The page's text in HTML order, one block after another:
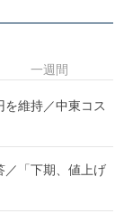
維持／中東コス
／「下期、値上げ
一週間